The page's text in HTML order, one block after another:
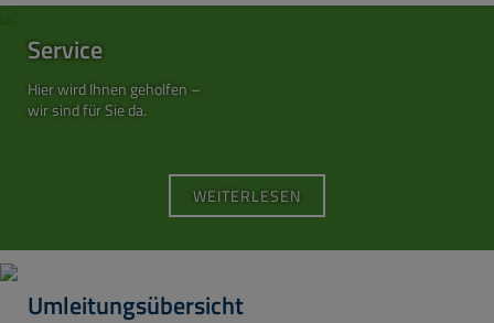
Service
Hier wird Ihnen geholfen –
wir sind für Sie da.
WEITERLESEN
Umleitungsübersicht